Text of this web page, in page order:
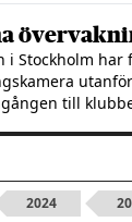
i Stockholm
till
2024